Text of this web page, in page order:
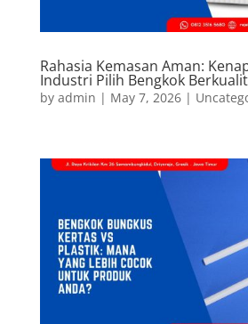
Rahasia Kemasan Aman:
Industri Pilih Bengkok
by admin | May 7, 2026|